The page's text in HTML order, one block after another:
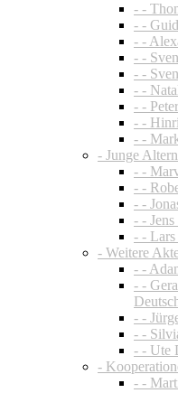
- -
- -
- -
- -
- -
- -
- -
- -
- -
- Junge
- -
- -
- -
- -
- - Lars
- Weitere
- -
- -
- -
- -
- - Ute
-
- -